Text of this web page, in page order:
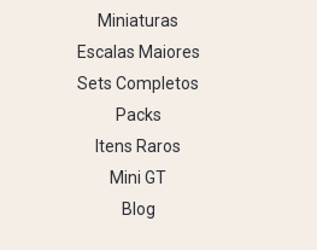
Miniaturas
Escalas Maiores
Sets Completos
Packs
Itens Raros
Mini GT
Blog